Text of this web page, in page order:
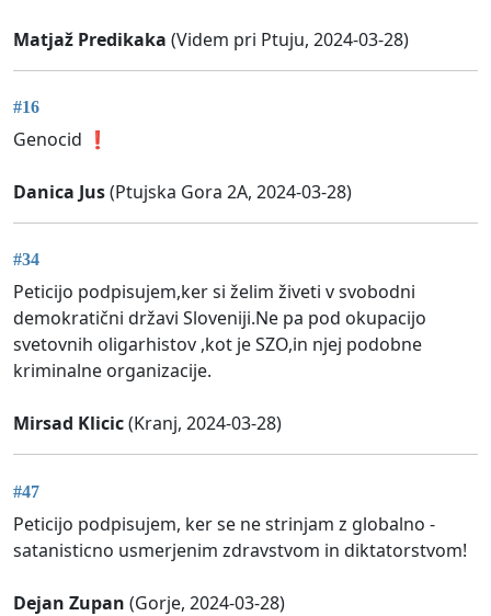
Matjaž Predikaka (Videm pri Ptuju, 2024-03-28)
#16
Genocid ❗
Danica Jus(Ptujska Gora 2A, 2024-03-28)
#34
Peticijo podpisujem,ker si želim živeti v svobodni
demokratični državi Sloveniji.Ne pa pod okupacijo
svetovnih oligarhistov ,kot je SZO,in njej podobne
kriminalne organizacije.
Mirsad Klicic(Kranj, 2024-03-28)
#47
Peticijo podpisujem, ker se ne strinjam z globalno -
satanisticno usmerjenim zdravstvom in diktatorstvom!
Dejan Zupan (Gorje, 2024-03-28)